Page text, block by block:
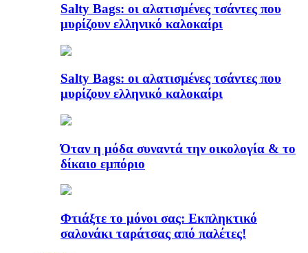
Salty Bags: οι αλατισμένες τσάντες που
μυρίζουν ελληνικό καλοκαίρι
Salty Bags: οι αλατισμένες τσάντες που
μυρίζουν ελληνικό καλοκαίρι
Όταν η μόδα συναντά την οικολογία & το
δίκαιο εμπόριο
Φτιάξτε το μόνοι σας: Εκπληκτικό
σαλονάκι ταράτσας από παλέτες!